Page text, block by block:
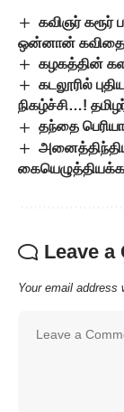
கவிஞர் கரூர்
ஒன்னான்
கழகத்தின்
கடலூரில்
நிகழ்ச்சி…!
தந்தை
Leave a
Your email address